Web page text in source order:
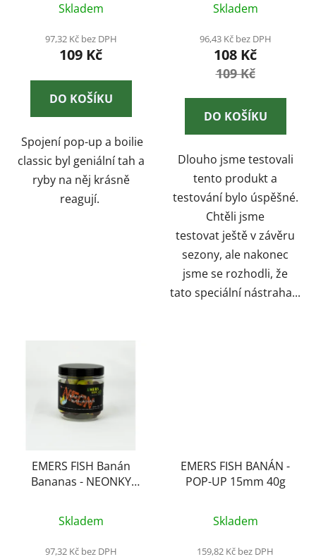
hodnocení
produktu
je
z
Skladem
97,32 Kč bez DPH
109 Kč
DO KOŠÍKU
Spojení pop-up a boilie
classic byl geniální tah a
ryby na něj krásně
reagují.
Skladem
96,43 Kč bez DPH
108 Kč
109 Kč
DO KOŠÍKU
Dlouho jsme testovali
tento produkt a
testování bylo úspěšné.
Chtěli jsme
testovat ještě v závěru
sezony, ale nakonec
jsme se rozhodli, že
tato speciální nástraha...
EMERS FISH Banán
Bananas - NEONKY
Skladem
97,32 Kč bez DPH
EMERS FISH BANÁN -
POP-UP 15mm 40g
Skladem
159,82 Kč bez DPH